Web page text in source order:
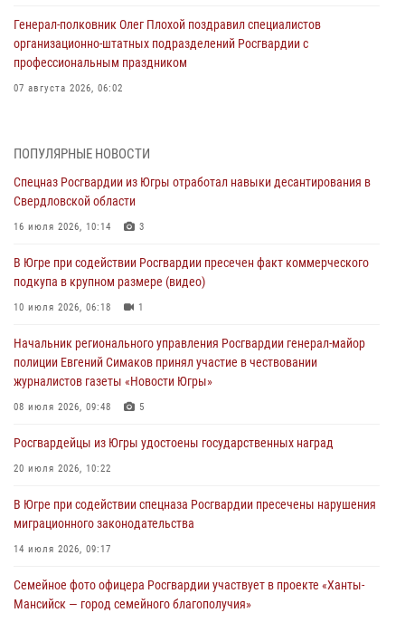
Генерал-полковник Олег Плохой поздравил специалистов
организационно-штатных подразделений Росгвардии с
профессиональным праздником
07 августа 2026, 06:02
Военнослужащие Росгвардии сбили дрон-разведчик ВСУ на южном
направлении
Офицеры Росгвардии и ветераны войск правопорядка почтили
память генерала армии Ивана Кирилловича Яковлева
В Югре при силовой поддержке ОМОН Росгвардии задержаны
подозреваемые в страховом мошенничестве
06 августа 2026, 09:07
Урайский отдел вневедомственной охраны Росгвардии отмечает
60-летний юбилей
ПОПУЛЯРНЫЕ НОВОСТИ
Спецназ Росгвардии из Югры отработал навыки десантирования в
Свердловской области
16 июля 2026, 10:14 3
В Югре при содействии Росгвардии пресечен факт коммерческого
подкупа в крупном размере (видео)
10 июля 2026, 06:18 1
Начальник регионального управления Росгвардии генерал-майор
полиции Евгений Симаков принял участие в чествовании
журналистов газеты «Новости Югры»
08 июля 2026, 09:48 5
Росгвардейцы из Югры удостоены государственных наград
20 июля 2026, 10:22
В Югре при содействии спецназа Росгвардии пресечены нарушения
миграционного законодательства
14 июля 2026, 09:17
Семейное фото офицера Росгвардии участвует в проекте «Ханты-
Мансийск — город семейного благополучия»